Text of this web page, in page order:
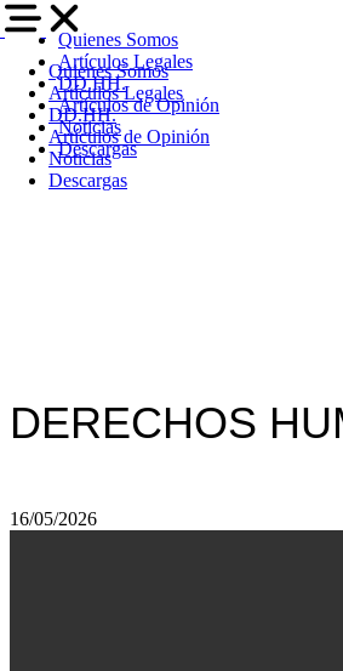
Quienes Somos
Artículos Legales
DD.HH.
Artículos de Opinión
Noticias
Descargas
Quienes Somos
Artículos Legales
DD.HH.
Artículos de Opinión
Noticias
Descargas
DERECHOS
16/05/2026